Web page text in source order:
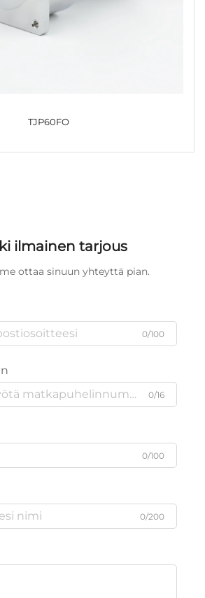
TJP60FO
ilmainen tarjous
ottaa sinuun yhteyttä pian.
0/100
0/16
0/100
0/200